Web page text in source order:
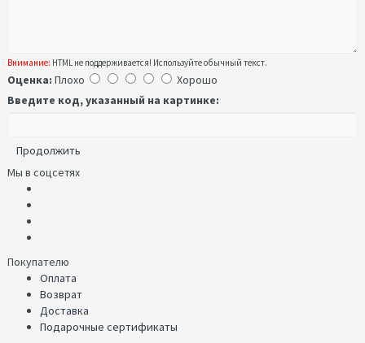
Внимание: HTML не поддерживается! Используйте обычный текст.
Оценка: Плохо
Хорошо
Введите код, указанный на картинке:
Продолжить
Мы в соцсетях
Покупателю
Оплата
Возврат
Доставка
Подарочные сертификаты